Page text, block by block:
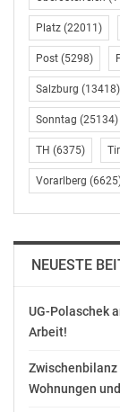
Die Artefakte
Sammlungen
Grant State
Presidential
Library, der
History
im Abraham
zu sehen sein
Das mit Hilfe
Museum ist
Ausstellung
Platz (22011)
Post (5298)
Salzburg (13418)
Sonntag (25134)
TH (6375)
Vorarlberg
NEUESTE
UG-Polaschek
Arbeit!
Wohnungen